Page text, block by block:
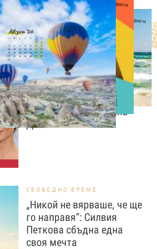
ИЗВЕСТНИ
Нов удар в битката: Брад
Пит поиска достъп до
тайните на Анджелина
Джоли
СВОБОДНО ВРЕМЕ
„Никой не вярваше, че ще
го направя“: Силвия
Петкова сбъдна една
своя мечта